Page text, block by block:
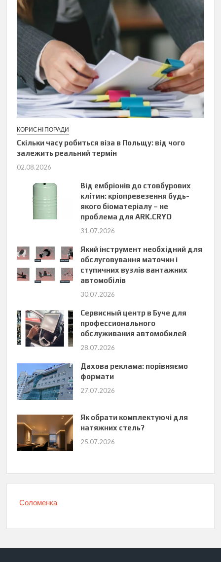
КОРИСНІ ПОРАДИ
Скільки часу робиться віза в Польщу: від чого
залежить реальний термін
02.08.2026
Від ембріонів до стовбурових
клітин: кріопревезення будь-
якого біоматеріалу – не
проблема для ARK.CRYO
31.07.2026
Який інструмент необхідний для
обслуговування маточин і
ступичних вузлів вантажних
автомобілів
30.07.2026
Сервисный центр в Буче для
профессионального
обслуживания автомобилей
28.07.2026
Дахова реклама: порівняємо
формати
27.07.2026
Як обрати комплектуючі для
натяжних стель?
25.07.2026
Соломенка